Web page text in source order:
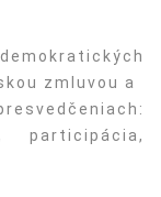
zmluvou a
participácia,